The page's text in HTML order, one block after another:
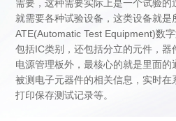
需要，这种需要实际上是一个试验的
就需要各种试验设备，这类设备就是
ATE(Automatic Test Equipment)数
包括IC类别，还包括分立的元件，器
电源管理板外，最核心的就是里面
被测电子元器件的相关信息，实时在
打印保存测试记录等。